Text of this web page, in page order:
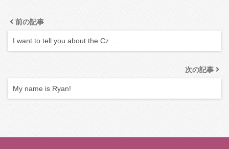
前の記事
I want to tell you about the Cz…
次の記事
My name is Ryan!